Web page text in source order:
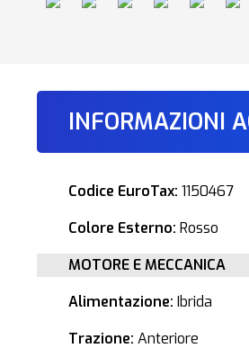
INFORMAZIONI
Codice EuroTax: 1150467
Colore Esterno: Rosso
MOTORE E MECCANICA
Alimentazione: Ibrida
Trazione: Anteriore